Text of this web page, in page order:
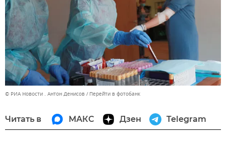
© РИА Новости . Антон Денисов Перейти в фотобанк
Читать в МАКС Дзен Telegram